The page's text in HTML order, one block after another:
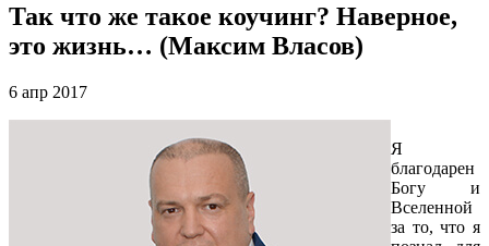
Так что же такое коучинг? Наверное,
это жизнь… (Максим Власов)
6 апр 2017
Я
благодарен
Богу и
Вселенной
за то, что я